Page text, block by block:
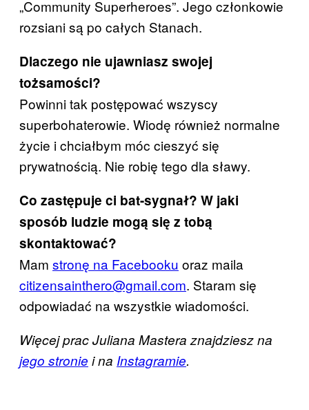
„Community Superheroes”. Jego członkowie
rozsiani są po całych Stanach.
Dlaczego nie ujawniasz swojej
tożsamości?
Powinni tak postępować wszyscy
superbohaterowie. Wiodę również normalne
życie i chciałbym móc cieszyć się
prywatnością. Nie robię tego dla sławy.
Co zastępuje ci bat-sygnał? W jaki
sposób ludzie mogą się z tobą
skontaktować?
Mam stronę na Facebooku oraz maila
citizensainthero@gmail.com. Staram się
odpowiadać na wszystkie wiadomości.
Więcej prac Juliana Mastera znajdziesz na
jego stronie i na Instagramie.